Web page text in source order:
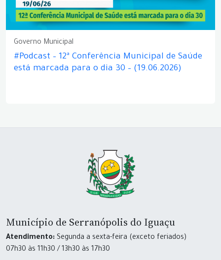
Governo Municipal
#Podcast – 12ª Conferência Municipal de Saúde
está marcada para o dia 30 – (19.06.2026)
Município de Serranópolis do Iguaçu
Atendimento: Segunda a sexta-feira (exceto feriados)
07h30 às 11h30 / 13h30 às 17h30